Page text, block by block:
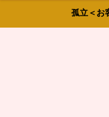
孤立＜お